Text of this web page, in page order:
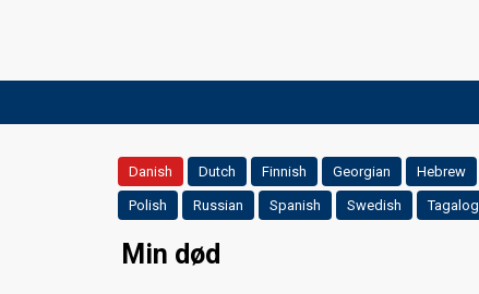
Danish Dutch Finnish Georgian Hebrew
Polish Russian Spanish Swedish Tagalog
Min død